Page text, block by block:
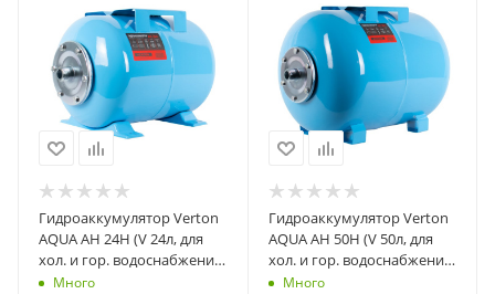
Гидроаккумулятор Verton
AQUA AH 24H (V 24л, для
хол. и гор. водоснабжения,
синий цвет, горизонт.,
Много
Гидроаккумулятор Verton
AQUA AH 50H (V 50л, для
хол. и гор. водоснабжения,
синий цвет, горизонт.,
Много